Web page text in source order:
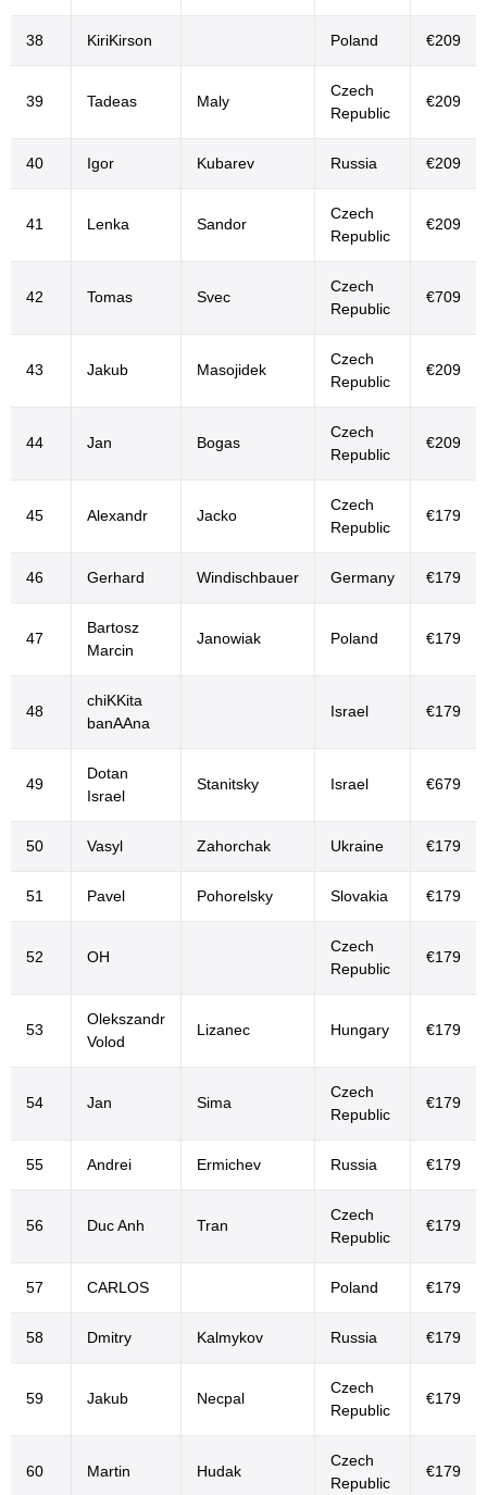
38 KiriKirson Poland €209
39 Tadeas Maly
Czech
Republic
€209
40 Igor Kubarev Russia €209
41 Lenka Sandor
Czech
Republic
€209
42 Tomas Svec
Czech
Republic
€709
43 Jakub Masojidek
Czech
Republic
€209
44 Jan Bogas
Czech
Republic
€209
45 Alexandr Jacko
Czech
Republic
€179
46 Gerhard Windischbauer Germany €179
47
Bartosz
Marcin
Janowiak Poland €179
48
chiKKita
banAAna
Israel €179
49
Dotan
Israel
Stanitsky Israel €679
50 Vasyl Zahorchak Ukraine €179
51 Pavel Pohorelsky Slovakia €179
52 OH
Czech
Republic
€179
53
Olekszandr
Volod
Lizanec Hungary €179
54 Jan Sima
Czech
Republic
€179
55 Andrei Ermichev Russia €179
56 Duc Anh Tran
Czech
Republic
€179
57 CARLOS Poland €179
58 Dmitry Kalmykov Russia €179
59 Jakub Necpal
Czech
Republic
€179
60 Martin Hudak
Czech
Republic
€179